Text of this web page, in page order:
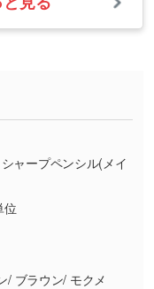
を表現した
刷したい／印
プの指定や、
ります。→
ー部分だけを
ともございま
合
て
場合、または
場合
換依頼(商
)
も受け付けて
～
ープペンシル(メイ
位
/ ブラウン/ モクメ